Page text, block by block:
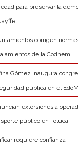
para preservar la
corrigen
de la Codhem
Gómez inaugura
pública en el
extorsiones a
público en Toluca
requiere confianza